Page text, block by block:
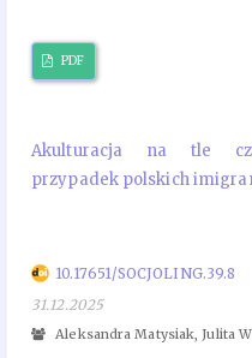
PDF
Akulturacja na tle
przypadek polskich
10.17651/SOCJOLING.39.8
31.12.2025
Aleksandra Matysiak, Julita